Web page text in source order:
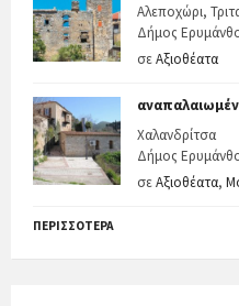
Αλεποχώρι,
Δήμος
σεΑξιοθέατα
Χαλανδρίτσα
Δήμος
σεΑξιοθέατα,
ΠΕΡΙΣΣΌΤΕΡΑ